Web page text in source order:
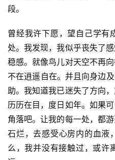
段。
曾经我许下愿，望自己学有
处。我发现，我似乎丧失了
稳感。就像鸟儿对天空不再
不在逍遥自在。并且向身边
助。我知道我已迷失了方向
历历在目，度日如年。如果
角落吧。让我的每一处，都
石烂，去感受心房内的血液
么，我并没有接触过，或许